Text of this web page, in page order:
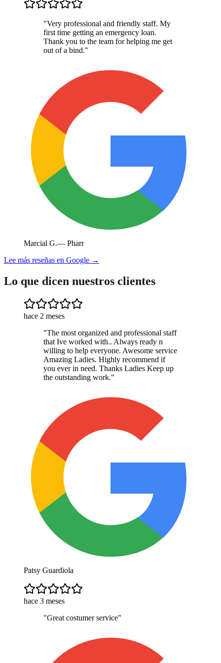
"Very professional and friendly staff. My
first time getting an emergency loan.
Thank you to the team for helping me get
out of a bind."
Marcial G.— Pharr
Lee más reseñas en Google →
Lo que dicen nuestros clientes
hace 2 meses
"The most organized and professional staff
that Ive worked with.. Always ready n
willing to help everyone. Awesome service
Amazing Ladies. Highly recommend if
you ever in need. Thanks Ladies Keep up
the outstanding work."
Patsy Guardiola
hace 3 meses
"Great costumer service"